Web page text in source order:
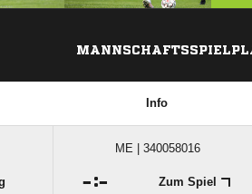
Info
ME | 340058016
: Zum Spiel